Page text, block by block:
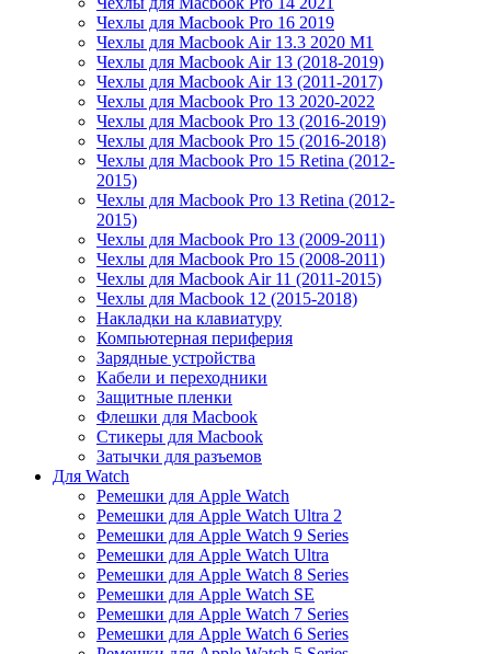
Чехлы для Macbook Pro 16 2019
Чехлы для Macbook Air 13.3 2020 M1
Чехлы для Macbook Air 13 (2018-2019)
Чехлы для Macbook Air 13 (2011-2017)
Чехлы для Macbook Pro 13 2020-2022
Чехлы для Macbook Pro 13 (2016-2019)
Чехлы для Macbook Pro 15 (2016-2018)
Чехлы для Macbook Pro 15 Retina (2012-
2015)
Чехлы для Macbook Pro 13 Retina (2012-
2015)
Чехлы для Macbook Pro 13 (2009-2011)
Чехлы для Macbook Pro 15 (2008-2011)
Чехлы для Macbook Air 11 (2011-2015)
Чехлы для Macbook 12 (2015-2018)
Накладки на клавиатуру
Компьютерная периферия
Зарядные устройства
Кабели и переходники
Защитные пленки
Флешки для Macbook
Стикеры для Macbook
Затычки для разъемов
Для Watch
Ремешки для Apple Watch
Ремешки для Apple Watch Ultra 2
Ремешки для Apple Watch 9 Series
Ремешки для Apple Watch Ultra
Ремешки для Apple Watch 8 Series
Ремешки для Apple Watch SE
Ремешки для Apple Watch 7 Series
Ремешки для Apple Watch 6 Series